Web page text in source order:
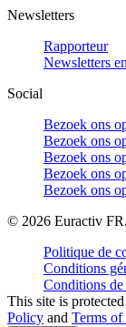
Newsletters
Rapporteur
Newsletters
Social
Bezoek ons
Bezoek ons
Bezoek ons
Bezoek ons
Bezoek ons
© 2026 Euractiv
Politique de
Conditions
Conditions de
This site is
Policy and Terms of